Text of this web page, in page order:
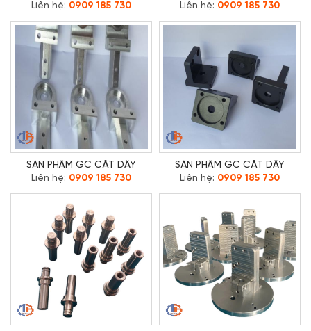
Liên hệ: 0909 185 730
Liên hệ: 0909 185 730
SẢN PHẨM GC CẮT DÂY
Liên hệ: 0909 185 730
SẢN PHẨM GC CẮT DÂY
Liên hệ: 0909 185 730